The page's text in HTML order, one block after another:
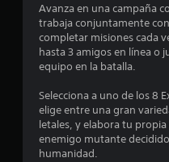
Avanza en una campaña
trabaja conjuntamente
completar misiones cada
hasta 3 amigos en línea o
equipo en la batalla.
Selecciona a uno de los 8
elige entre una gran
letales, y elabora tu
enemigo mutante
humanidad.